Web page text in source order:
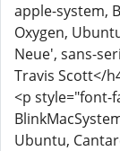
apple-system,
Oxygen,
Neue', sans-
Travis Scott</
<p style="font-
Ubuntu,